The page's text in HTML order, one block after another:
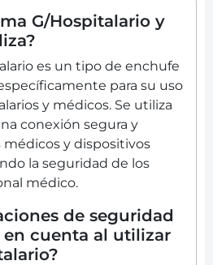
G/Hospitalario y
es un tipo de enchufe
para su uso
y médicos. Se utiliza
conexión segura y
y dispositivos
la seguridad de los
médico.
de seguridad
en cuenta al utilizar